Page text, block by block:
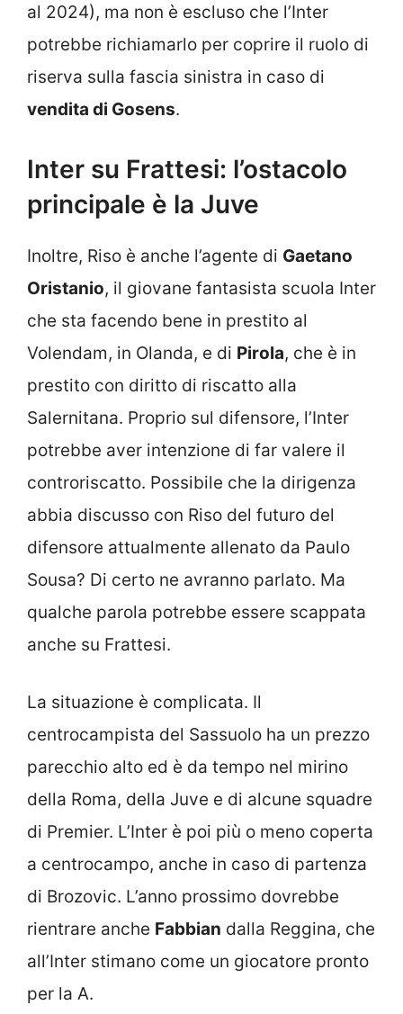
al 2024), ma non è escluso che l’Inter
potrebbe richiamarlo per coprire il ruolo di
riserva sulla fascia sinistra in caso di
vendita di Gosens.
Inter su Frattesi: l’ostacolo
principale è la Juve
Inoltre, Riso è anche l’agente di Gaetano
Oristanio, il giovane fantasista scuola Inter
che sta facendo bene in prestito al
Volendam, in Olanda, e di Pirola, che è in
prestito con diritto di riscatto alla
Salernitana. Proprio sul difensore, l’Inter
potrebbe aver intenzione di far valere il
controriscatto. Possibile che la dirigenza
abbia discusso con Riso del futuro del
difensore attualmente allenato da Paulo
Sousa? Di certo ne avranno parlato. Ma
qualche parola potrebbe essere scappata
anche su Frattesi.
La situazione è complicata. Il
centrocampista del Sassuolo ha un prezzo
parecchio alto ed è da tempo nel mirino
della Roma, della Juve e di alcune squadre
di Premier. L’Inter è poi più o meno coperta
a centrocampo, anche in caso di partenza
di Brozovic. L’anno prossimo dovrebbe
rientrare anche Fabbian dalla Reggina, che
all’Inter stimano come un giocatore pronto
per la A.